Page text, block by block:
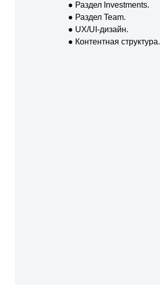
● Раздел Investments.
● Раздел Team.
● UX/UI-дизайн.
● Контентная структура.